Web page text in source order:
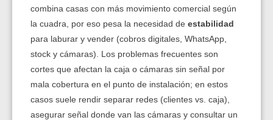
combina casas con más movimiento comercial según
la cuadra, por eso pesa la necesidad de estabilidad
para laburar y vender (cobros digitales, WhatsApp,
stock y cámaras). Los problemas frecuentes son
cortes que afectan la caja o cámaras sin señal por
mala cobertura en el punto de instalación; en estos
casos suele rendir separar redes (clientes vs. caja),
asegurar señal donde van las cámaras y consultar un